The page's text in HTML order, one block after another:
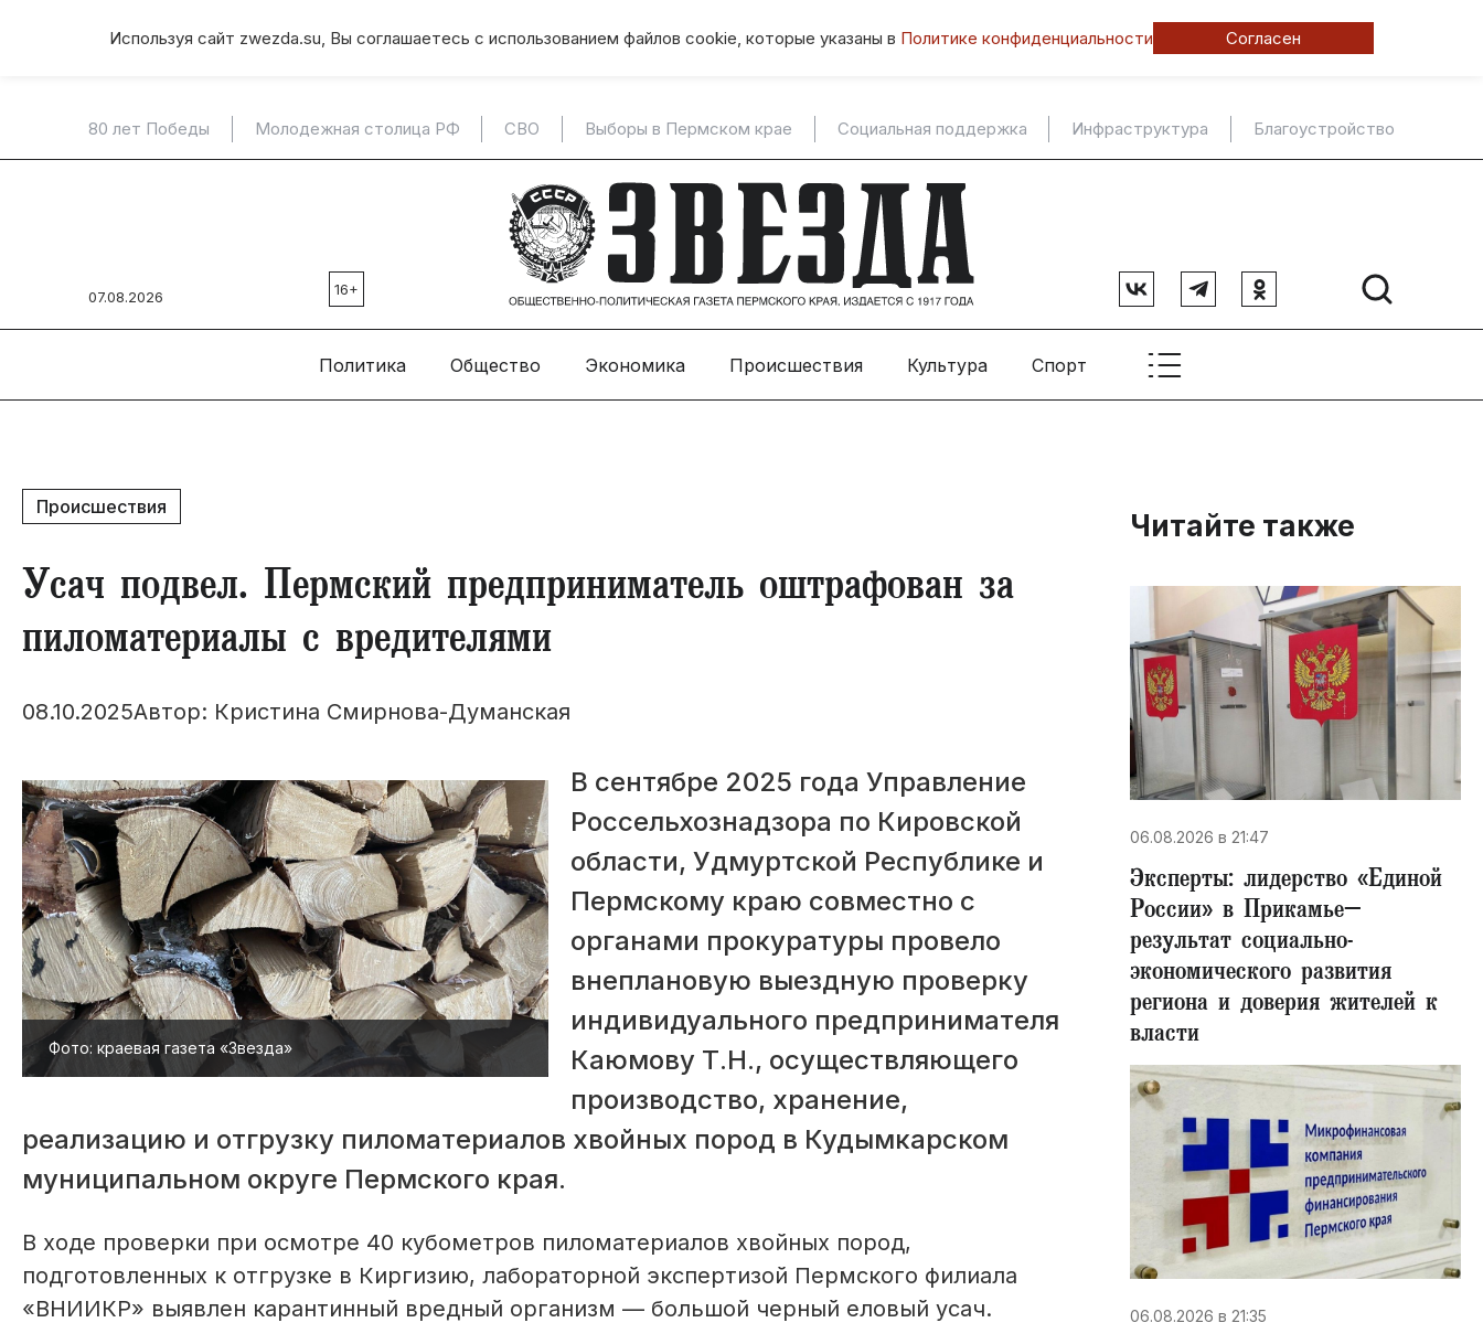
Используя сайт zwezda.su, Вы соглашаетесь с использованием файлов cookie, которые указаны в Политике конфиденциальности Согласен
80 лет Победы Молодежная столица РФ СВО Выборы в Пермском крае Социальная поддержка Инфраструктура Благоустройство
07.08.2026 16+
Политика Общество Экономика Происшествия Культура Спорт
Происшествия
Усач подвел. Пермский предприниматель оштрафован за
пиломатериалы с вредителями
08.10.2025Автор: Кристина Смирнова-Думанская
Фото: краевая газета «Звезда»
В сентябре 2025 года Управление
Россельхознадзора по Кировской
области, Удмуртской Республике и
Пермскому краю совместно с
органами прокуратуры провело
внеплановую выездную проверку
индивидуального предпринимателя
Каюмову Т.Н., осуществляющего
производство, хранение,
реализацию и отгрузку пиломатериалов хвойных пород в Кудымкарском
муниципальном округе Пермского края.
В ходе проверки при осмотре 40 кубометров пиломатериалов хвойных пород,
подготовленных к отгрузке в Киргизию, лабораторной экспертизой Пермского филиала
«ВНИИКР» выявлен карантинный вредный организм — большой черный еловый усач.
Читайте также
06.08.2026 в 21:47
Эксперты: лидерство «Единой
России» в Прикамье–
результат социально-
экономического развития
региона и доверия жителей к
власти
06.08.2026 в 21:35